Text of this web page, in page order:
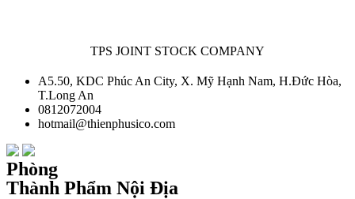
TPS JOINT STOCK COMPANY
A5.50, KDC Phúc An City, X. Mỹ Hạnh Nam, H.Đức Hòa,
T.Long An
0812072004
hotmail@thienphusico.com
Phòng
Thành Phẩm Nội Địa